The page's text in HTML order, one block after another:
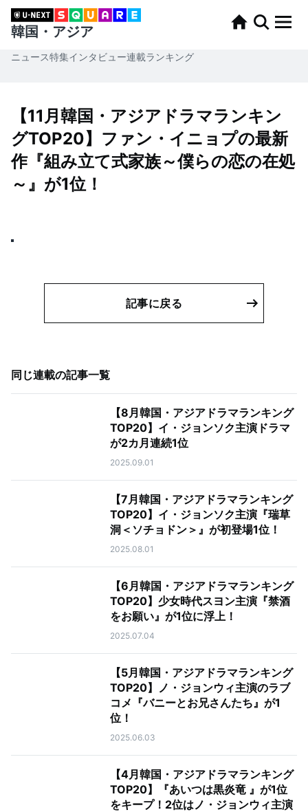
韓国・アジア
ニュース特集インタビュー連載ランキング
【11月韓国・アジアドラマランキン
グTOP20】ファン・イニョプの最新
作『組み立て式家族～僕らの恋の在処
～』が1位！
記事に戻る
同じ連載の記事一覧
【8月韓国・アジアドラマランキング
TOP20】イ・ジョンソク主演ドラマ
が2カ月連続1位
2025.09.01
【7月韓国・アジアドラマランキング
TOP20】イ・ジョンソク主演『瑞草
洞＜ソチョドン＞』が初登場1位！
2025.08.01
【6月韓国・アジアドラマランキング
TOP20】少女時代スヨン主演『禁酒
をお願い』が1位に浮上！
2025.07.04
【5月韓国・アジアドラマランキング
TOP20】ノ・ジョンウィ主演のラブ
コメ『バニーとお兄さんたち』が1
位！
2025.06.03
【4月韓国・アジアドラマランキング
TOP20】『あいつは黒炎竜 』が1位
をキープ！2位はノ・ジョンウィ主演